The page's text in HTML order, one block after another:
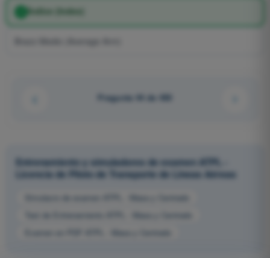
Índice (Index)
Pregunta 44 de 450
Entrenamiento y simuladores de examen ATPL -
Licencia de Piloto de Transporte de Líneas Aéreas
Simulacro de examen ATPL - Masa y Centrado
Test de Entrenamiento ATPL - Masa y Centrado
Examen en PDF ATPL - Masa y Centrado